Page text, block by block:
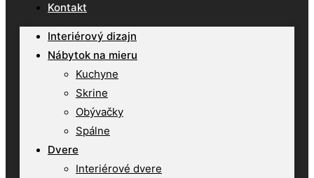
Kontakt
Interiérový dizajn
Nábytok na mieru
Kuchyne
Skrine
Obývačky
Spálne
Dvere
Interiérové dvere